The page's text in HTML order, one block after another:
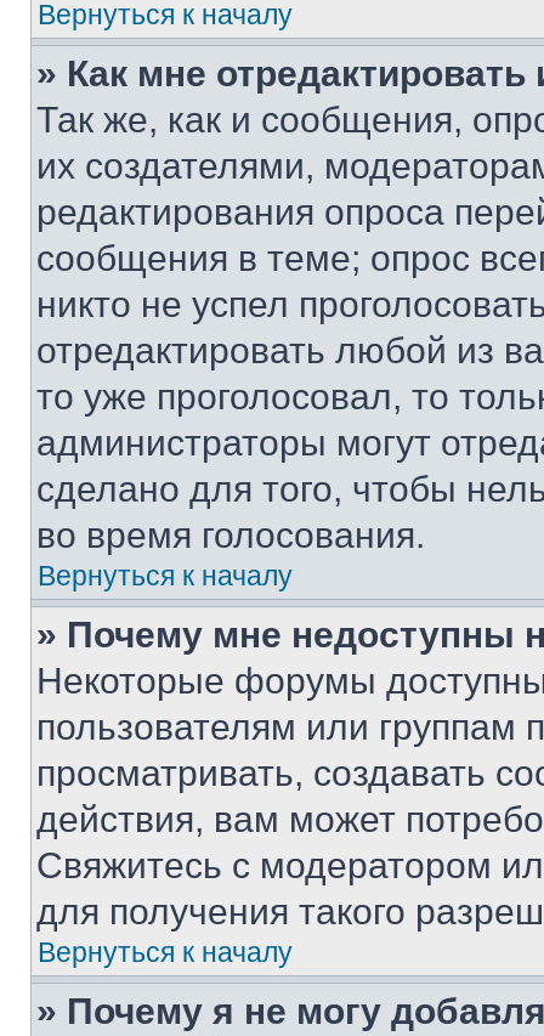
Вернуться к началу
» Как мне
Так же, как и сообщения,
их создателями,
редактирования опроса
сообщения в теме; опрос
никто не успел
отредактировать любой из
то уже проголосовал, то
администраторы могут
сделано для того, чтобы
во время голосования.
Вернуться к началу
» Почему мне недоступны
Некоторые форумы
пользователям или группам
просматривать, создавать
действия, вам может
Свяжитесь с модератором
для получения такого
Вернуться к началу
» Почему я не могу